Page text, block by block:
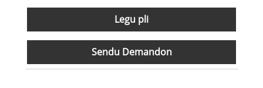
Legu pli
Sendu Demandon